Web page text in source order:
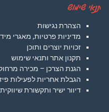
תנאי שימוש
הצהרת נגישות
מדיניות פרטיות, מאגרי
זכויות יוצרים ותוכן
תקנון אתר ותנאי שימוש
הגנת הצרכן – מכירה
הגבלת אחריות לפעילות
דיוור ישיר ותקשורת שיווקית